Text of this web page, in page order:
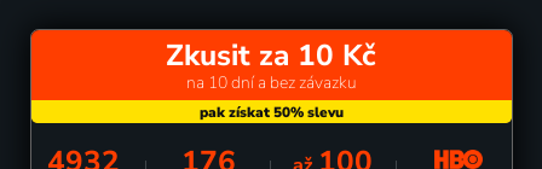
Zkusit za 10 Kč
na 10 dní a bez závazku